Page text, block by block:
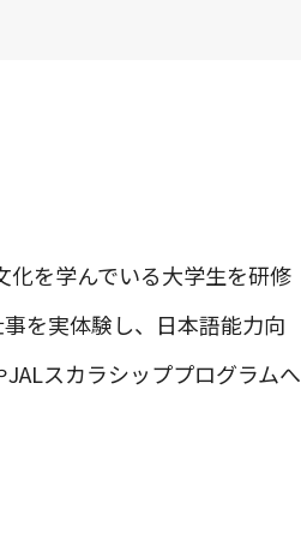
化を学んでいる大学生を研修
を実体験し、日本語能力向
スカラシッププログラムへ